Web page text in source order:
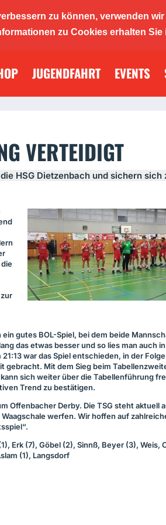
zu können, verwenden
zu Cookies erhalten Sie
JUGENDFAHRT EVENTS
VERTEIDIGT
HSG Dietzenbach und sichern sich
ein gutes BOL-Spiel, bei dem beide
das etwas besser und so lies man auch in
war das Spiel entschieden, in der Folge
gebracht. Mit dem Sieg beim
sich weiter über die Tabellenführung
Trend zu bestätigen.
Offenbacher Derby. DieTSG steht aktuell
werfen. Wir hoffen auf
Erk (7), Göbel (2), Sinnß, Beyer (3), Weis,
(1), Langsdorf